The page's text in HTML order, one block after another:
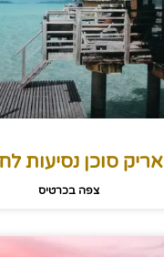
אריק סוכן נסיעות
צפה בכרטיס